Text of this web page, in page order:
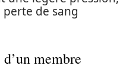
perte de sang
membre